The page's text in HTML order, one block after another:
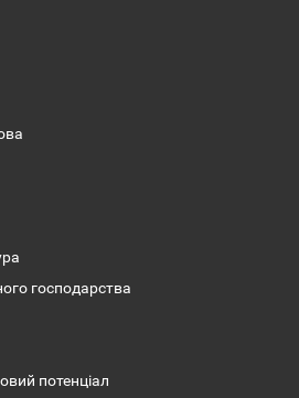
господарства
потенціал